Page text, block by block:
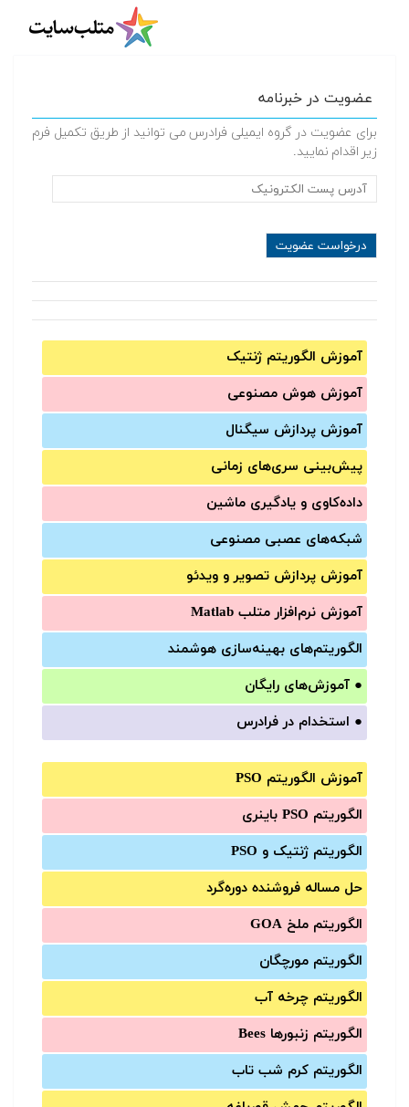
عضویت در خبرنامه
برای عضویت در گروه ایمیلی فرادرس می توانید از طریق تکمیل فرم
زیر اقدام نمایید.
آموزش الگوریتم ژنتیک
آموزش‌ هوش مصنوعی
آموزش‌ پردازش سیگنال
پیش‌‌بینی سری‌‌های زمانی
داده‌کاوی و یادگیری ماشین
شبکه‌های عصبی مصنوعی
آموزش‌ پردازش تصویر و ویدئو
آموزش‌ نرم‌افزار متلب Matlab
الگوریتم‌های بهینه‌سازی هوشمند
● آموزش‌های رایگان
● استخدام در فرادرس
آموزش الگوریتم PSO
الگوریتم PSO باینری
الگوریتم ژنتیک و PSO
حل مساله فروشنده دوره‌گرد
الگوریتم ملخ GOA
الگوریتم مورچگان
الگوریتم چرخه آب
الگوریتم زنبورها Bees
الگوریتم کرم شب تاب